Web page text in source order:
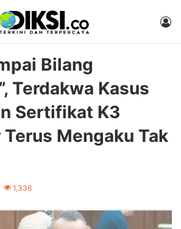
Bilang
Terdakwa Kasus
Sertifikat K3
Terus Mengaku Tak
1,336